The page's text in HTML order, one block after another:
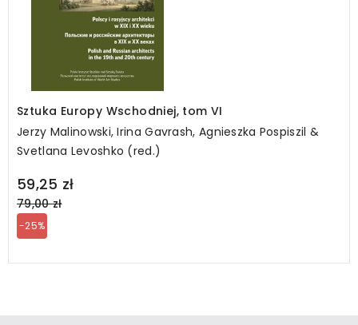
Sztuka Europy Wschodniej, tom VI
Jerzy Malinowski, Irina Gavrash, Agnieszka Pospiszil &
Svetlana Levoshko (red.)
59,25 zł
Regular
price
79,00 zł
-25%